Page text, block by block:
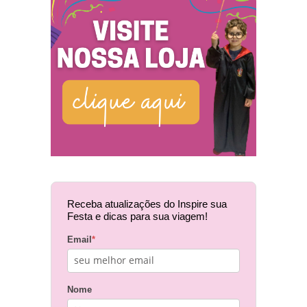
Receba atualizações do Inspire sua
Festa e dicas para sua viagem!
Email*
Nome